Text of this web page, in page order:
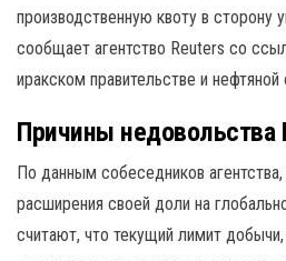
производственную квоту в сторону
сообщает агентство Reuters со
иракском правительстве и нефтяной
Причины недовольства
По данным собеседников
расширения своей доли на
считают, что текущий лимит